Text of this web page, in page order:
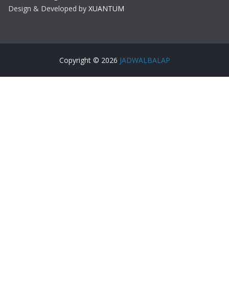
Design & Developed by XUANTUM
Copyright © 2026 JADWALBALAP